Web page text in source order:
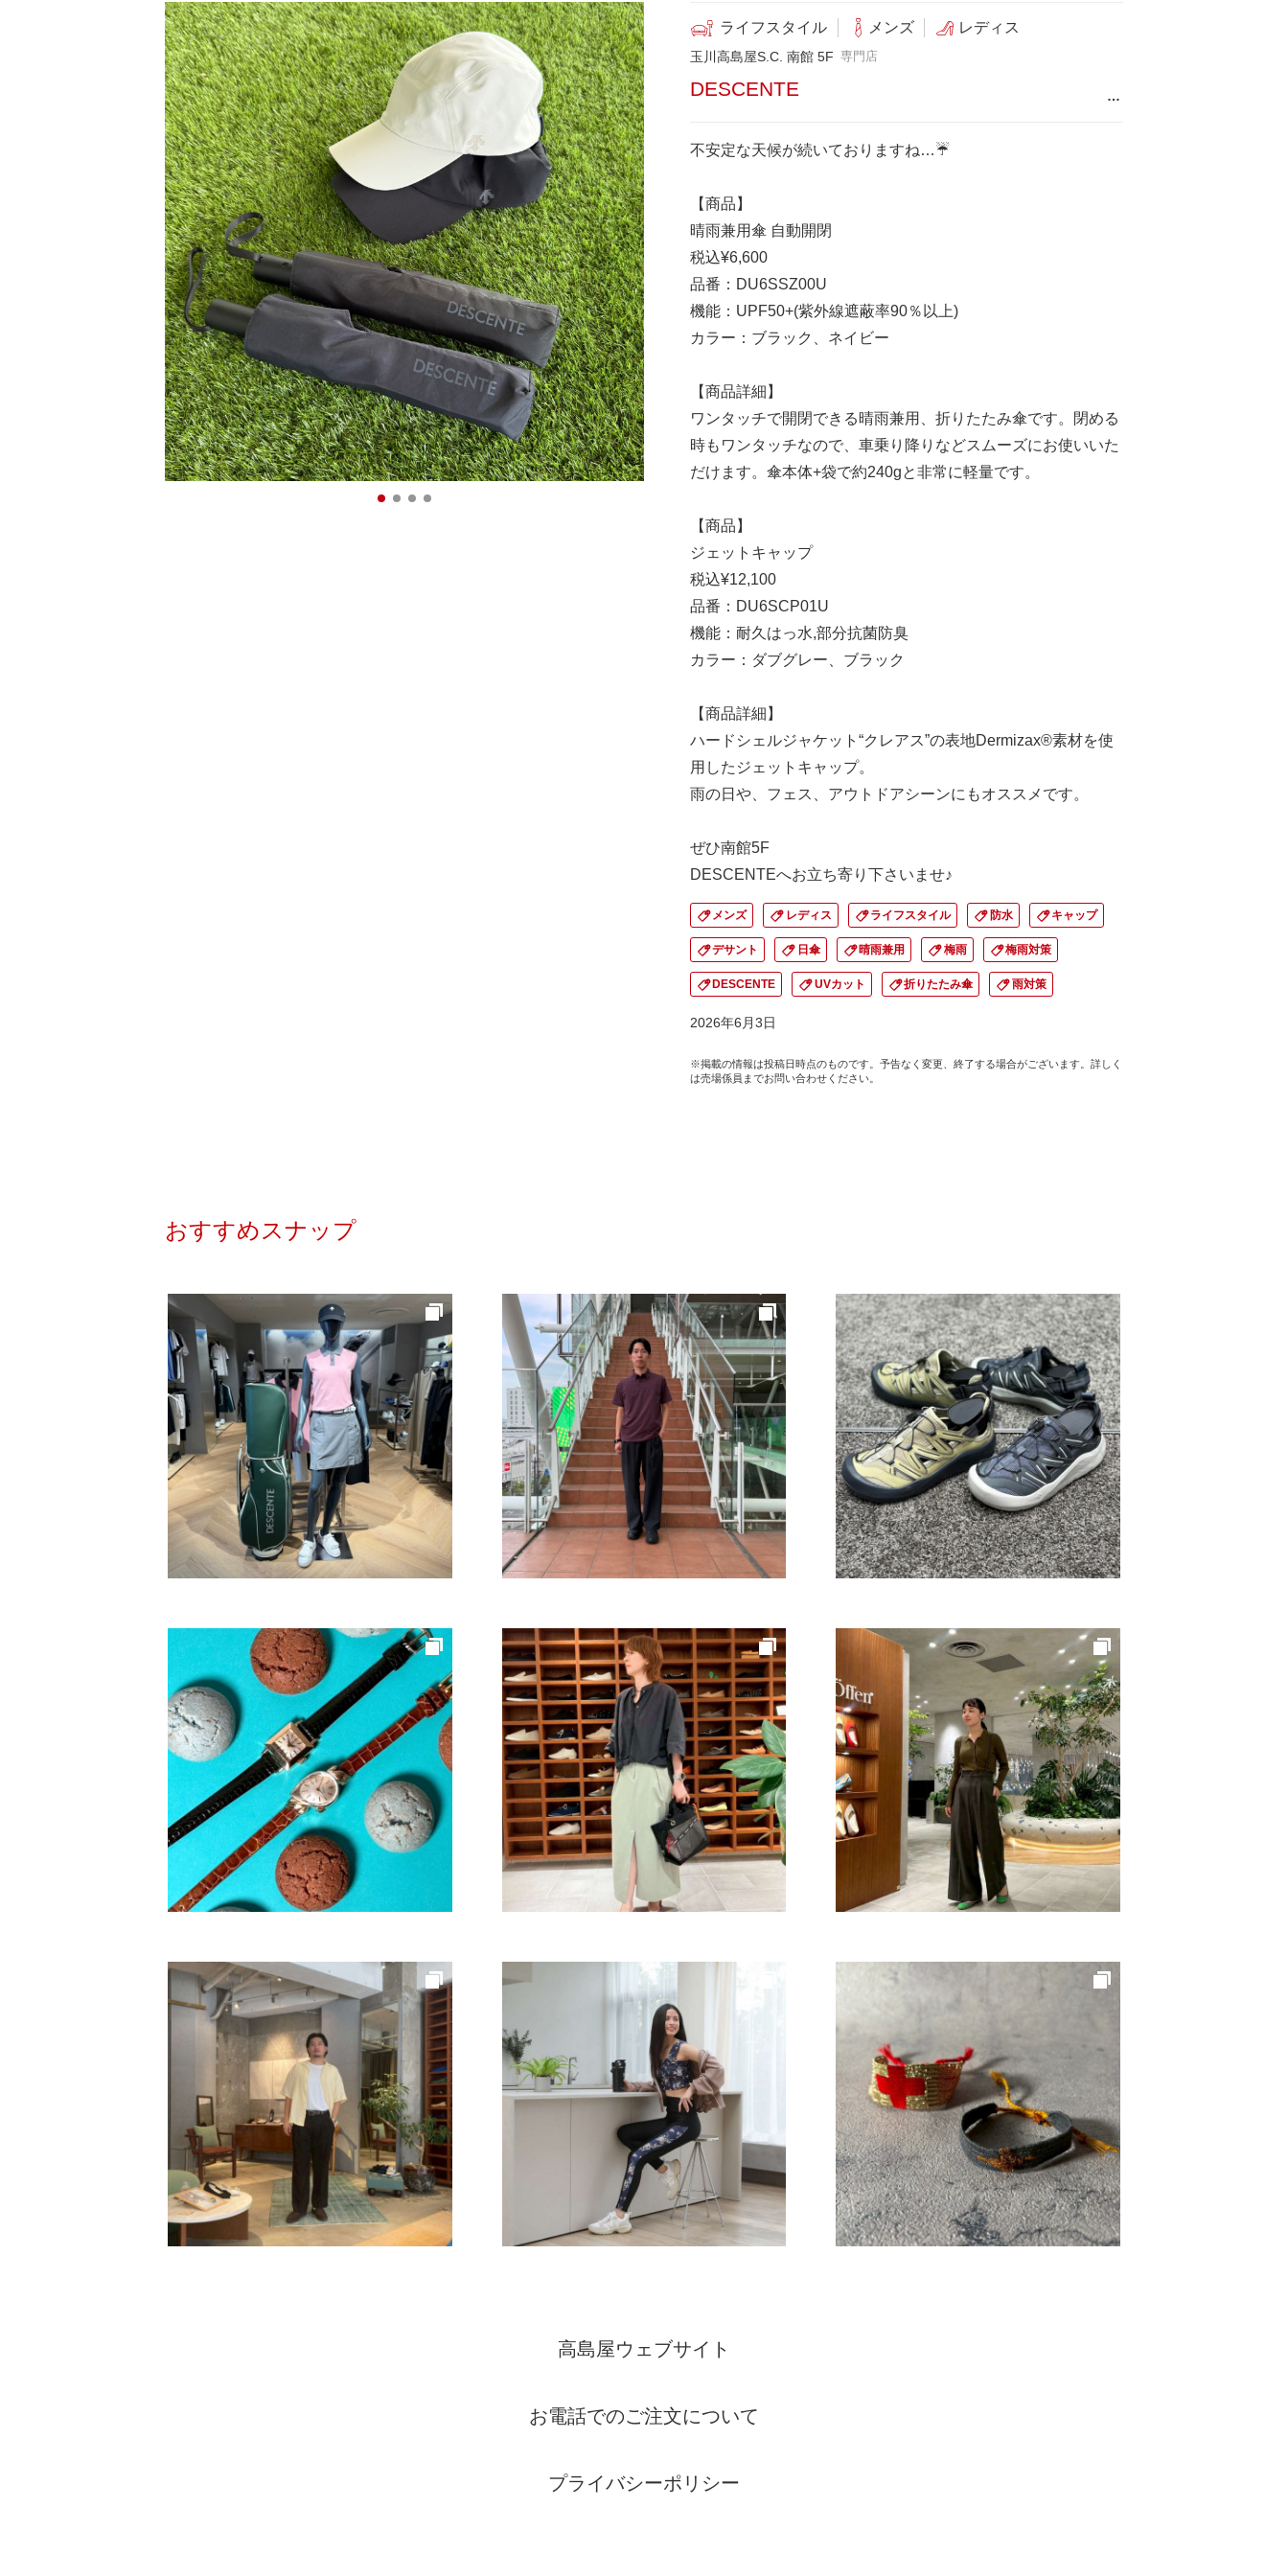
ライフスタイル メンズ レディス
玉川高島屋S.C. 南館 5F 専門店
DESCENTE …
不安定な天候が続いておりますね…☔️
【商品】
晴雨兼用傘 自動開閉
税込¥6,600
品番：DU6SSZ00U
機能：UPF50+(紫外線遮蔽率90％以上)
カラー：ブラック、ネイビー
【商品詳細】
ワンタッチで開閉できる晴雨兼用、折りたたみ傘です。閉める
時もワンタッチなので、車乗り降りなどスムーズにお使いいた
だけます。傘本体+袋で約240gと非常に軽量です。
【商品】
ジェットキャップ
税込¥12,100
品番：DU6SCP01U
機能：耐久はっ水,部分抗菌防臭
カラー：ダブグレー、ブラック
【商品詳細】
ハードシェルジャケット“クレアス”の表地Dermizax®素材を使
用したジェットキャップ。
雨の日や、フェス、アウトドアシーンにもオススメです。
ぜひ南館5F
DESCENTEへお立ち寄り下さいませ♪
メンズ レディス ライフスタイル 防水 キャップ
デサント 日傘 晴雨兼用 梅雨 梅雨対策
DESCENTE UVカット 折りたたみ傘 雨対策
2026年6月3日
※掲載の情報は投稿日時点のものです。予告なく変更、終了する場合がございます。詳しく
は売場係員までお問い合わせください。
おすすめスナップ
高島屋ウェブサイト
お電話でのご注文について
プライバシーポリシー